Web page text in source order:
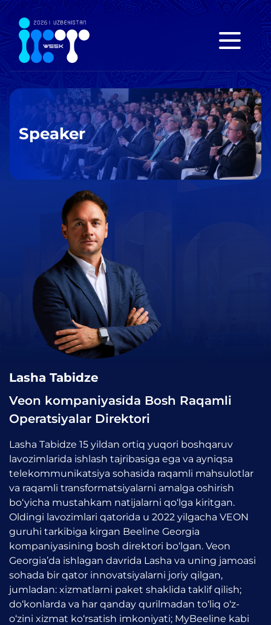
Speaker
Lasha Tabidze
Veon kompaniyasida Bosh Raqamli
Operatsiyalar Direktori
Lasha Tabidze 15 yildan ortiq yuqori boshqaruv
lavozimlarida ishlash tajribasiga ega va ayniqsa
telekommunikatsiya sohasida raqamli mahsulotlar
va raqamli transformatsiyalarni amalga oshirish
bo‘yicha mustahkam natijalarni qo‘lga kiritgan.
Oldingi lavozimlari qatorida u 2022 yilgacha VEON
guruhi tarkibiga kirgan Beeline Georgia
kompaniyasining bosh direktori bo‘lgan. Veon
Georgia’da ishlagan davrida Lasha va uning jamoasi
sohada bir qator innovatsiyalarni joriy qilgan,
jumladan: xizmatlarni paket shaklida taklif qilish;
do‘konlarda va har qanday qurilmadan to‘liq o‘z-
o‘zini xizmat ko‘rsatish imkoniyati; MyBeeline kabi